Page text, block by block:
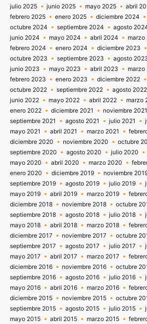
julio 2025
junio 2025 mayo 2025 abril
febrero 2025
enero 2025 diciembre 2024
octubre 2024
septiembre 2024 agosto
junio 2024
mayo 2024 abril 2024
marzo
febrero 2024
enero 2024 diciembre 2023
octubre 2023
septiembre 2023 agosto
junio 2023
mayo 2023 abril 2023
marzo
febrero 2023
enero 2023 diciembre 2022
octubre 2022
septiembre 2022 agosto 2022
junio 2022
mayo 2022 abril 2022 marzo
enero 2022
diciembre 2021 noviembre 2021
septiembre 2021
agosto 2021 julio 2021
mayo 2021
abril 2021 marzo 2021
diciembre 2020
noviembre 2020
octubre
septiembre 2020
agosto 2020 julio 2020
mayo 2020
abril 2020 marzo 2020
enero 2020
diciembre 2019 noviembre
septiembre 2019
agosto 2019 julio 2019
mayo 2019
abril 2019 marzo 2019
diciembre 2018
noviembre 2018
octubre
septiembre 2018
agosto 2018 julio 2018
mayo 2018
abril 2018 marzo 2018
diciembre 2017
noviembre 2017
octubre
septiembre 2017
agosto 2017 julio 2017
mayo 2017
abril 2017 marzo 2017
diciembre 2016
noviembre 2016
octubre
septiembre 2016
agosto 2016 julio 2016
mayo 2016
abril 2016 marzo 2016
diciembre 2015
noviembre 2015
octubre
septiembre 2015
agosto 2015 julio 2015
mayo 2015
abril 2015 marzo 2015